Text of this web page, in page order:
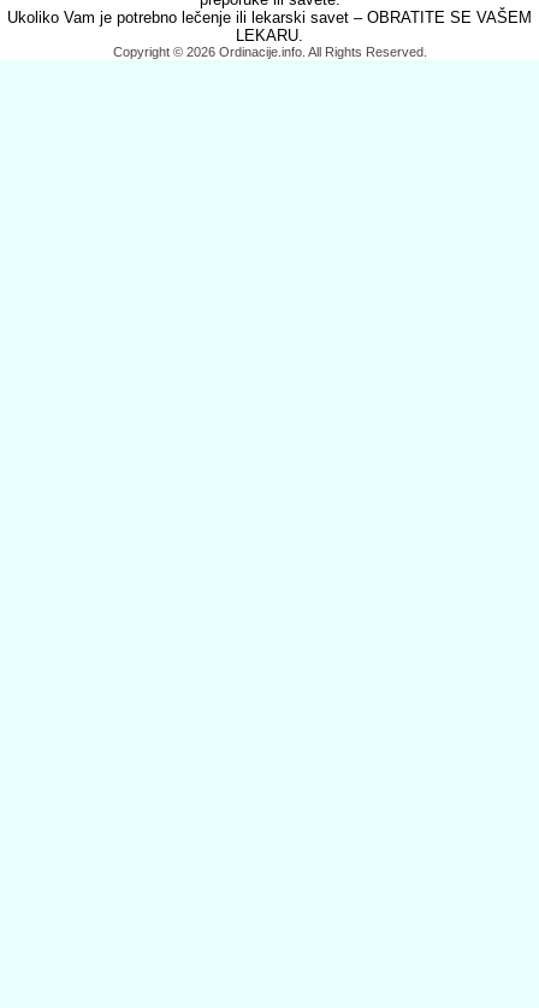
Ukoliko Vam je potrebno lečenje ili lekarski savet – OBRATITE SE VAŠEM
LEKARU.
Copyright © 2026 Ordinacije.info. All Rights Reserved.